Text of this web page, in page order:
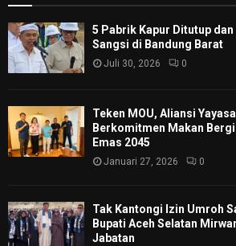
5 Pabrik Kapur Ditutup
Sangsi di Bandung Barat
Juli 30, 2026 0
Teken MOU, Aliansi
Berkomitmen Makan
Emas 2045
Januari 27, 2026 0
Tak Kantongi Izin Umroh
Bupati Aceh Selatan
Jabatan